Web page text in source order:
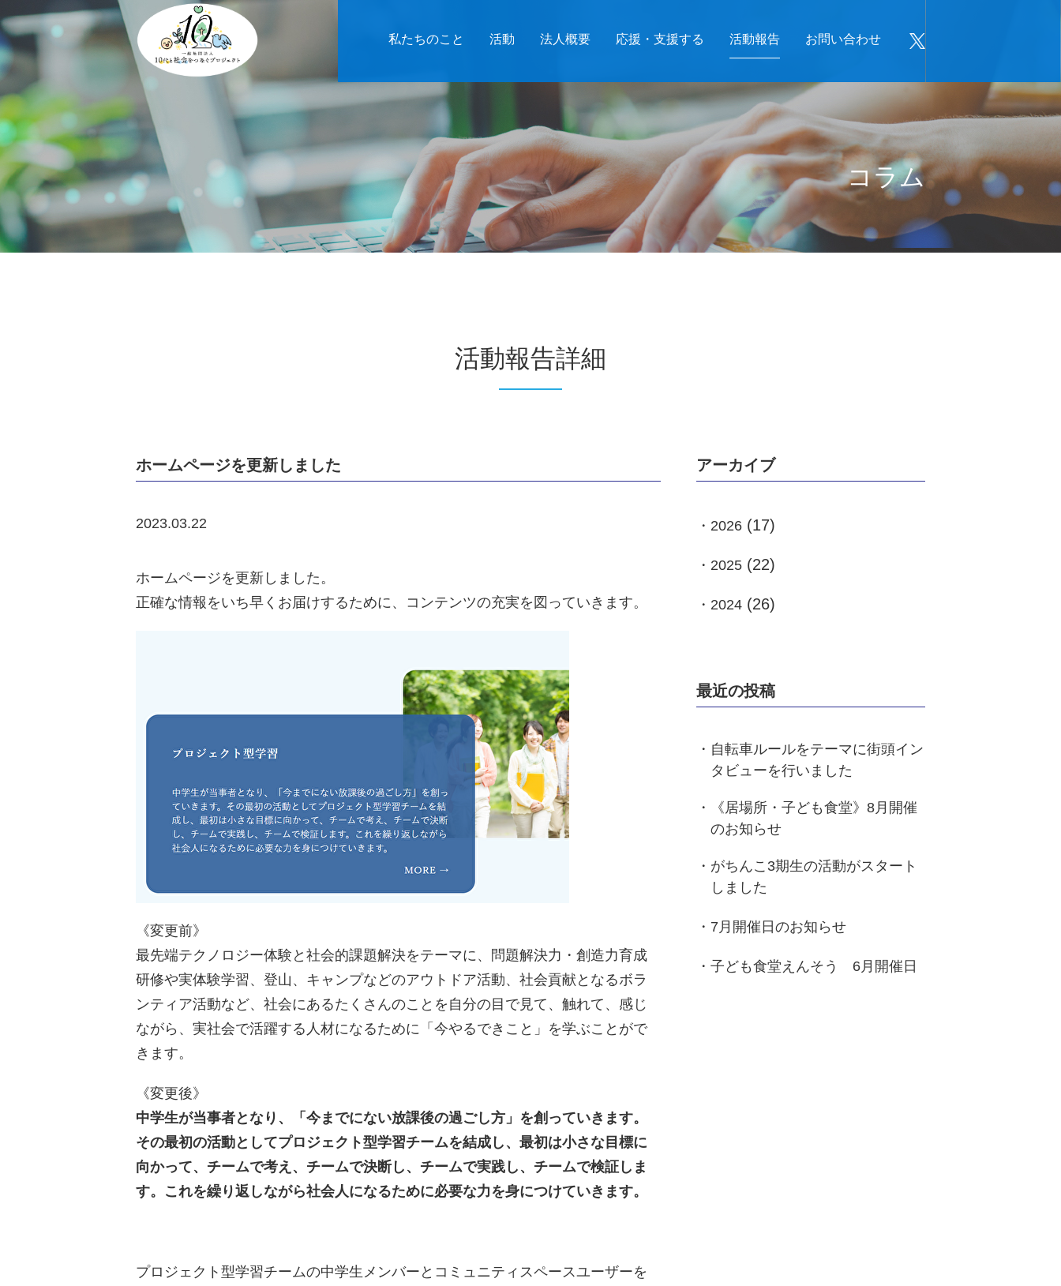
私たちのこと 活動 法人概要 応援・支援する 活動報告 お問い合わせ
コラム
活動報告詳細
ホームページを更新しました
2023.03.22
ホームページを更新しました。
正確な情報をいち早くお届けするために、コンテンツの充実を図っていきます。
《変更前》
最先端テクノロジー体験と社会的課題解決をテーマに、問題解決力・創造力育成
研修や実体験学習、登山、キャンプなどのアウトドア活動、社会貢献となるボラ
ンティア活動など、社会にあるたくさんのことを自分の目で見て、触れて、感じ
ながら、実社会で活躍する人材になるために「今やるできこと」を学ぶことがで
きます。
《変更後》
中学生が当事者となり、「今までにない放課後の過ごし方」を創っていきます。
その最初の活動としてプロジェクト型学習チームを結成し、最初は小さな目標に
向かって、チームで考え、チームで決断し、チームで実践し、チームで検証しま
す。これを繰り返しながら社会人になるために必要な力を身につけていきます。
プロジェクト型学習チームの中学生メンバーとコミュニティスペースユーザーを
アーカイブ
2026 (17)
2025 (22)
2024 (26)
最近の投稿
自転車ルールをテーマに街頭イン
タビューを行いました
《居場所・子ども食堂》8月開催
のお知らせ
がちんこ3期生の活動がスタート
しました
7月開催日のお知らせ
子ども食堂えんそう 6月開催日